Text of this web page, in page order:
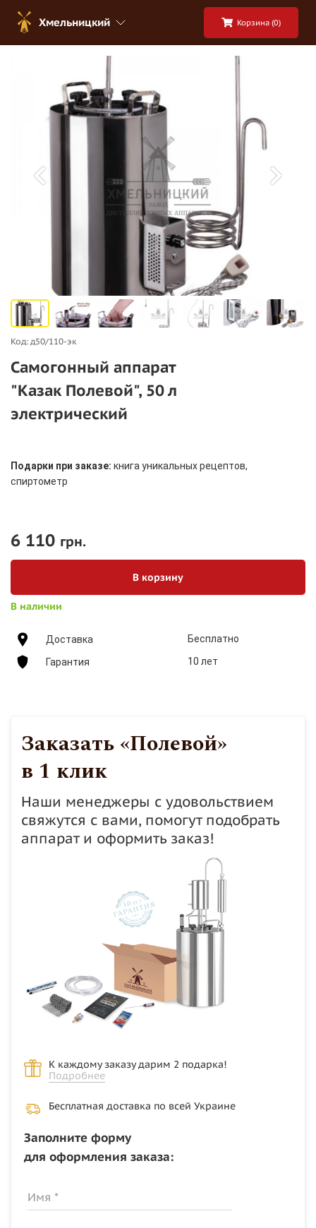
Хмельницкий Корзина (0)
Код: д50/110-эк
Самогонный аппарат
"Казак Полевой", 50 л
электрический
Подарки при заказе: книга уникальных рецептов,
спиртометр
6 110 грн.
В корзину
В наличии
Доставка Бесплатно
Гарантия 10 лет
Заказать «Полевой»
в 1 клик
Наши менеджеры с удовольствием
свяжутся с вами, помогут подобрать
аппарат и оформить заказ!
К каждому заказу дарим 2 подарка!
Подробнее
Бесплатная доставка по всей Украине
Заполните форму
для оформления заказа:
Имя *